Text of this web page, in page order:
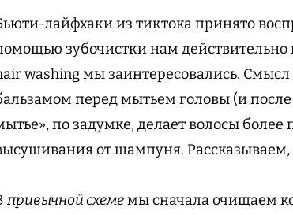
лайфхаки из тиктока принято
зубочистки нам действительно
washing мы заинтересовались. Смысл
перед мытьем головы (и
по задумке, делает волосы
от шампуня. Рассказываем,
привычной схемемы сначала очищаем